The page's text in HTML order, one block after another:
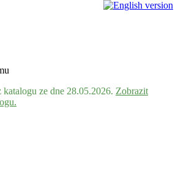
ze dne 28.05.2026. Zobrazit